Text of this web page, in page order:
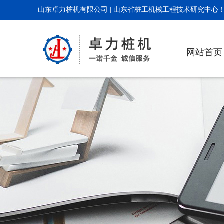
山东卓力桩机有限公司 | 山东省桩工机械工程技术研究中心
网站首页